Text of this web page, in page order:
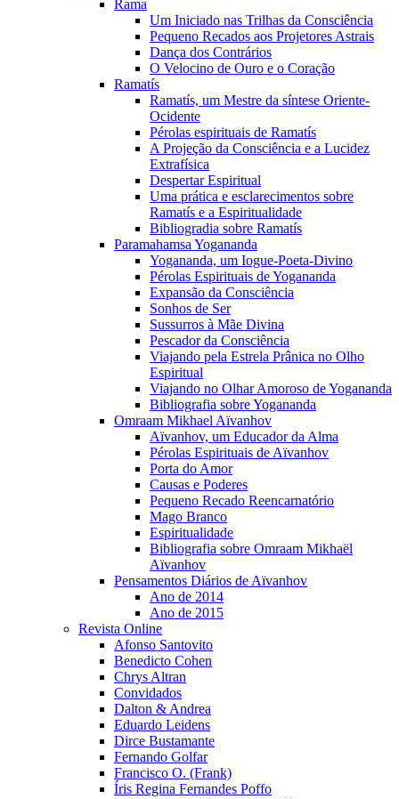
Rama
Um Iniciado nas Trilhas da Consciência
Pequeno Recados aos Projetores Astrais
Dança dos Contrários
O Velocino de Ouro e o Coração
Ramatís
Ramatís, um Mestre da síntese Oriente-
Ocidente
Pérolas espirituais de Ramatís
A Projeção da Consciência e a Lucidez
Extrafísica
Despertar Espiritual
Uma prática e esclarecimentos sobre
Ramatís e a Espiritualidade
Bibliogradia sobre Ramatís
Paramahamsa Yogananda
Yogananda, um Iogue-Poeta-Divino
Pérolas Espirituais de Yogananda
Expansão da Consciência
Sonhos de Ser
Sussurros à Mãe Divina
Pescador da Consciência
Viajando pela Estrela Prânica no Olho
Espiritual
Viajando no Olhar Amoroso de Yogananda
Bibliografia sobre Yogananda
Omraam Mikhael Aïvanhov
Aïvanhov, um Educador da Alma
Pérolas Espirituais de Aïvanhov
Porta do Amor
Causas e Poderes
Pequeno Recado Reencarnatório
Mago Branco
Espiritualidade
Bibliografia sobre Omraam Mikhaël
Aïvanhov
Pensamentos Diários de Aïvanhov
Ano de 2014
Ano de 2015
Revista Online
Afonso Santovito
Benedicto Cohen
Chrys Altran
Convidados
Dalton & Andrea
Eduardo Leidens
Dirce Bustamante
Fernando Golfar
Francisco O. (Frank)
Íris Regina Fernandes Poffo